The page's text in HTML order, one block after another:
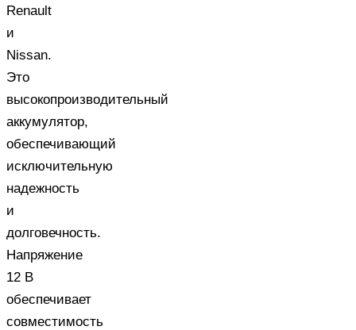
Renault
и
Nissan.
Это
высокопроизводительный
аккумулятор,
обеспечивающий
исключительную
надежность
и
долговечность.
Напряжение
12 В
обеспечивает
совместимость